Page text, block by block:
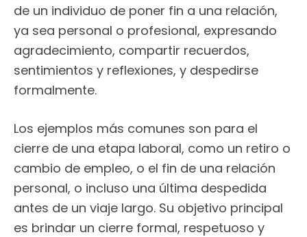
de un individuo de poner fin a una relación,
ya sea personal o profesional, expresando
agradecimiento, compartir recuerdos,
sentimientos y reflexiones, y despedirse
formalmente.
Los ejemplos más comunes son para el
cierre de una etapa laboral, como un retiro o
cambio de empleo, o el fin de una relación
personal, o incluso una última despedida
antes de un viaje largo. Su objetivo principal
es brindar un cierre formal, respetuoso y